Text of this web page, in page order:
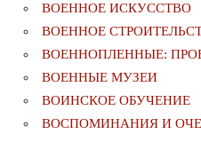
ВОЕННОЕ ИСКУССТВО
ВОЕННОЕ
ВОЕННОПЛЕННЫЕ:
ВОЕННЫЕ МУЗЕИ
ВОИНСКОЕ ОБУЧЕНИЕ
ВОСПОМИНАНИЯ И